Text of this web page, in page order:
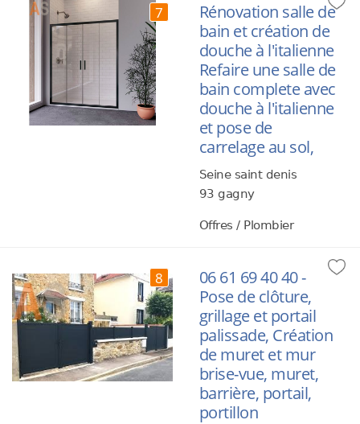
7
Rénovation salle de
bain et création de
douche à l'italienne
Refaire une salle de
bain complete avec
douche à l'italienne
et pose de
carrelage au sol,
Seine saint denis
93 gagny
Offres / Plombier
8
06 61 69 40 40 -
Pose de clôture,
grillage et portail
palissade, Création
de muret et mur
brise-vue, muret,
barrière, portail,
portillon